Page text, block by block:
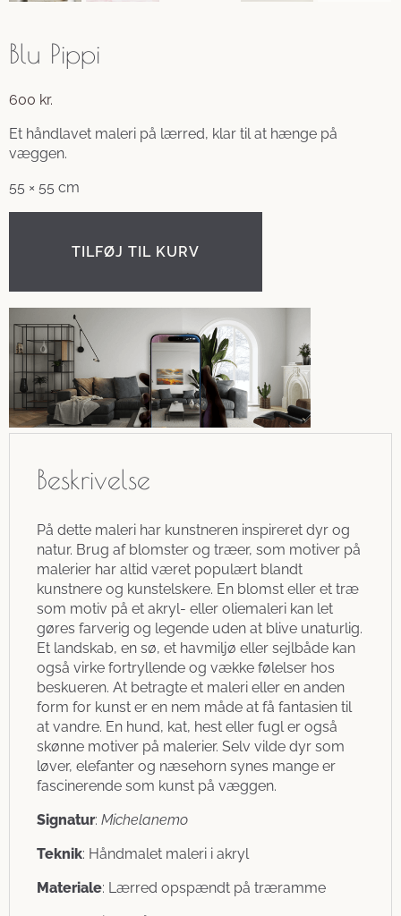
Blu Pippi
600 kr.
Et håndlavet maleri på lærred, klar til at hænge på
væggen.
55 × 55 cm
TILFØJ TIL KURV
Beskrivelse
På dette maleri har kunstneren inspireret dyr og
natur. Brug af blomster og træer, som motiver på
malerier har altid været populært blandt
kunstnere og kunstelskere. En blomst eller et træ
som motiv på et akryl- eller oliemaleri kan let
gøres farverig og legende uden at blive unaturlig.
Et landskab, en sø, et havmiljø eller sejlbåde kan
også virke fortryllende og vække følelser hos
beskueren. At betragte et maleri eller en anden
form for kunst er en nem måde at få fantasien til
at vandre. En hund, kat, hest eller fugl er også
skønne motiver på malerier. Selv vilde dyr som
løver, elefanter og næsehorn synes mange er
fascinerende som kunst på væggen.
Signatur: Michelanemo
Teknik: Håndmalet maleri i akryl
Materiale: Lærred opspændt på træramme